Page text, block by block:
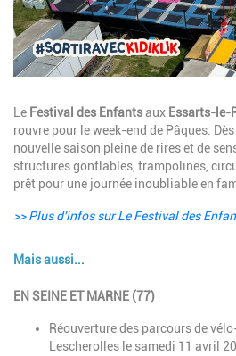
Description
Le Festival des Enfantsaux Essarts-le-
rouvre pour le week-end de Pâques.
nouvelle saison pleine de rires et de
structures gonflables, trampolines,
prêt pour une journée inoubliable en
>> Plus d'infos sur Le Festival des
Mais aussi...
Description
EN SEINE ET MARNE (77)
Réouverture des parcours de
Lescherolles le samedi 11 avril